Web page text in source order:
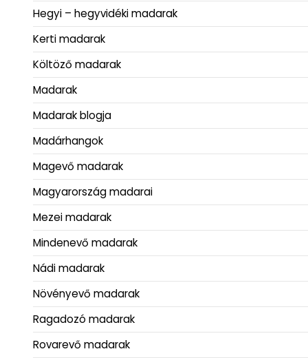
Hegyi – hegyvidéki madarak
Kerti madarak
Költöző madarak
Madarak
Madarak blogja
Madárhangok
Magevő madarak
Magyarország madarai
Mezei madarak
Mindenevő madarak
Nádi madarak
Növényevő madarak
Ragadozó madarak
Rovarevő madarak